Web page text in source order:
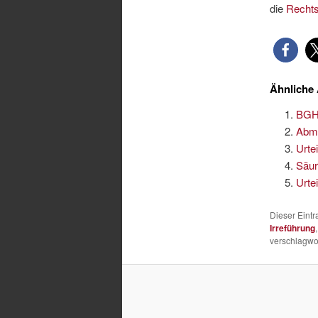
die
Ähnliche
Dieser
Irreführung